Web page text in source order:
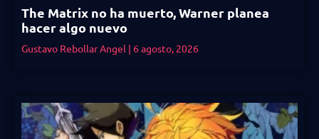
The Matrix no ha muerto, Warner planea
hacer algo nuevo
Gustavo Rebollar Angel 6 agosto, 2026